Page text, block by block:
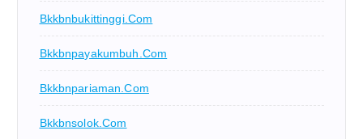
Bkkbnbukittinggi.com
Bkkbnpayakumbuh.com
Bkkbnpariaman.com
Bkkbnsolok.com